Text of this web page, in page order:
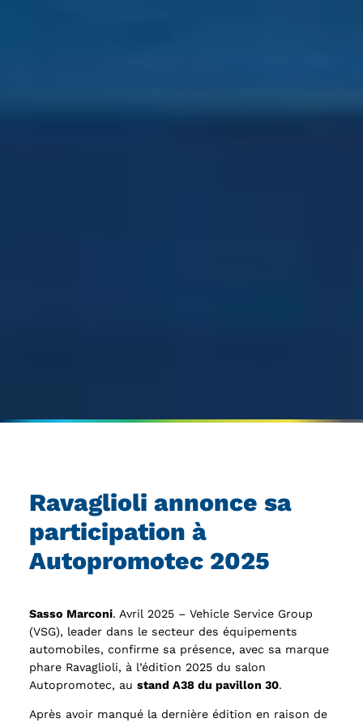
Ravaglioli annonce sa
participation à
Autopromotec 2025
Sasso Marconi. Avril 2025 – Vehicle Service Group
(VSG), leader dans le secteur des équipements
automobiles, confirme sa présence, avec sa marque
phare Ravaglioli, à l’édition 2025 du salon
Autopromotec, au stand A38 du pavillon 30.
Après avoir manqué la dernière édition en raison de